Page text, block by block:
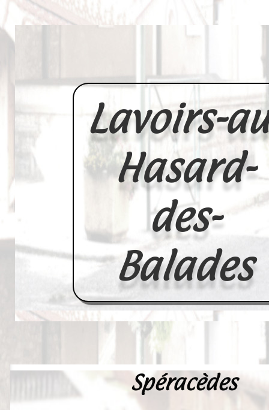
Lavoirs-
Hasard-
des-
Balades
Accueil
Spéracèdes